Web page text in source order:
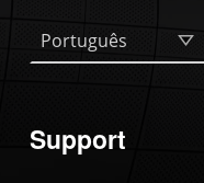
Support